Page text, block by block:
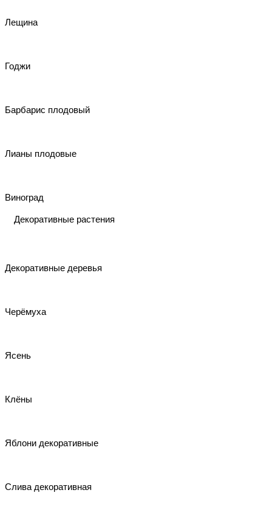
Лещина
Годжи
Барбарис плодовый
Лианы плодовые
Виноград
Декоративные растения
Декоративные деревья
Черёмуха
Ясень
Клёны
Яблони декоративные
Слива декоративная